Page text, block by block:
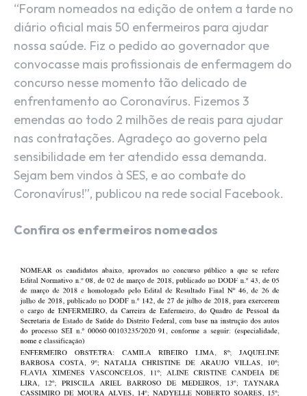
“Foram nomeados na edição de ontem a tarde no
diário oficial mais 50 enfermeiros para ajudar
nossa saúde. Fiz o pedido ao governador que
convocasse mais profissionais de enfermagem do
concurso nesse momento tão delicado de
enfrentamento ao Coronavírus. Fizemos 3
emendas ao todo 2 milhões de reais para ajudar
nas contratações. Agradeço ao governo pela
sensibilidade em ter atendido essa demanda.
Sejam bem vindos à SES, e ao combate do
Coronavírus!”, publicou na rede social Facebook.
Confira os enfermeiros nomeados